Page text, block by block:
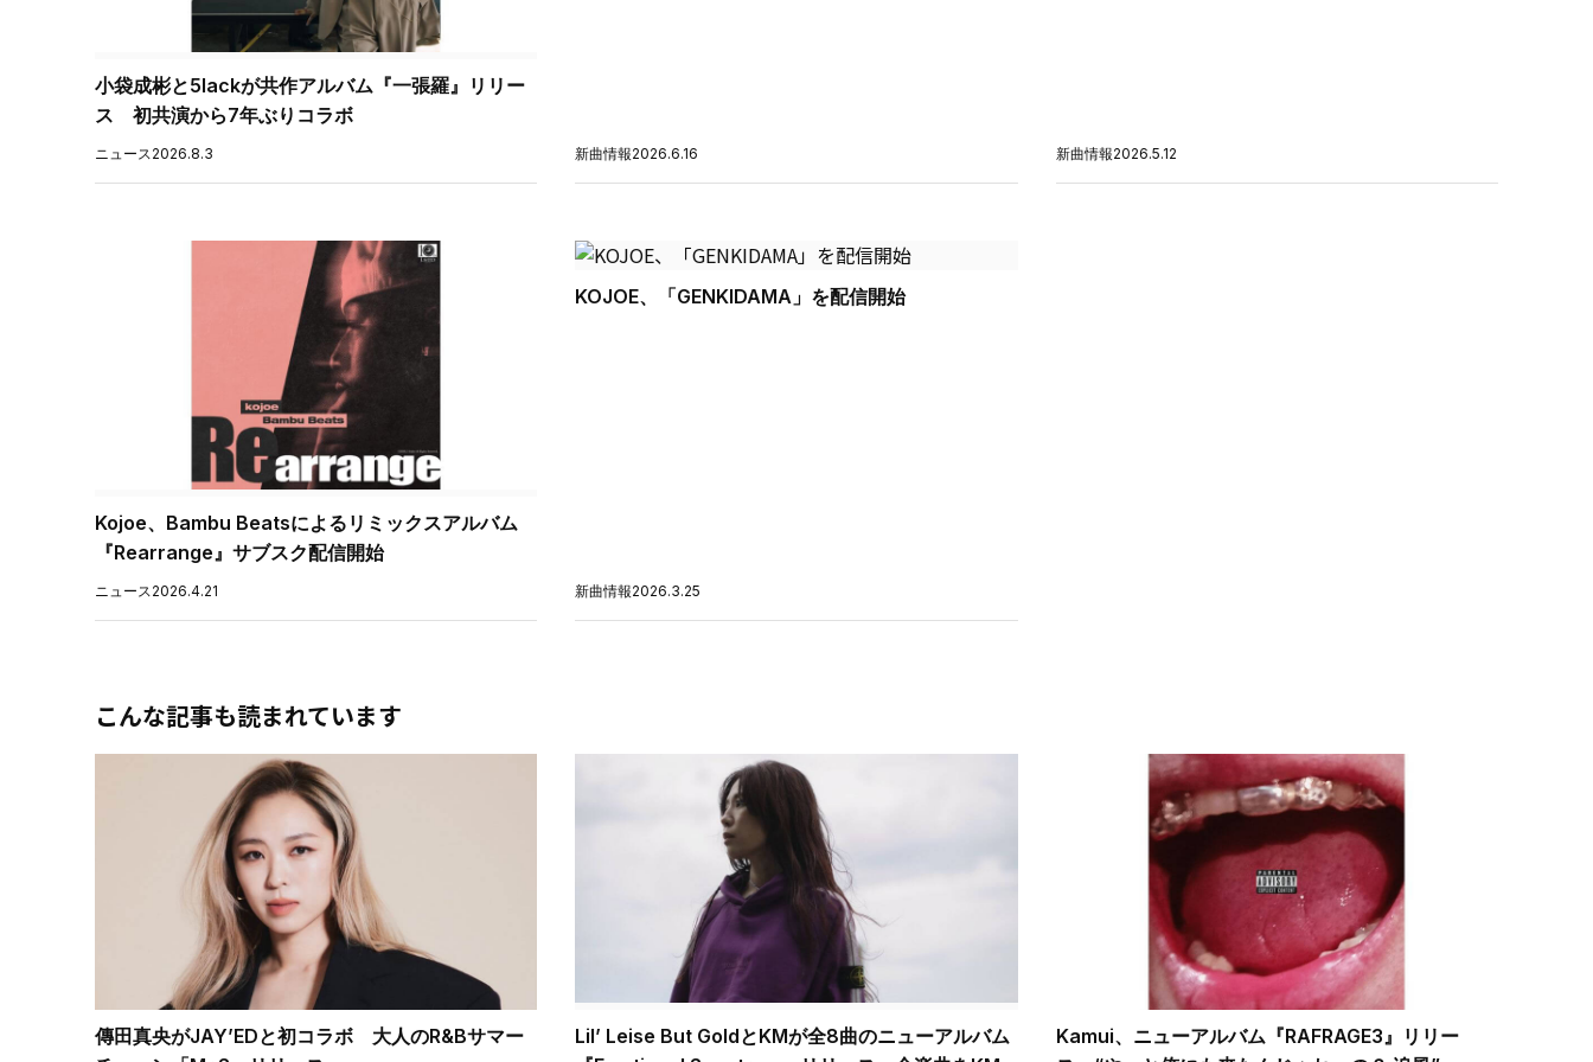
小袋成彬と5lackが共作アルバム『一張羅』リリー
ス 初共演から7年ぶりコラボ
ニュース 2026.8.3 新曲情報2026.6.16 新曲情報2026.5.12
Kojoe、Bambu Beatsによるリミックスアルバム
『Rearrange』サブスク配信開始
ニュース 2026.4.21
KOJOE、「GENKIDAMA」を配信開始
新曲情報2026.3.25
こんな記事も読まれています
傳田真央がJAY’EDと初コラボ 大人のR&Bサマー
Lil’ Leise But GoldとKMが全8曲のニューアルバム
Kamui、ニューアルバム『RAFRAGE3』リリー